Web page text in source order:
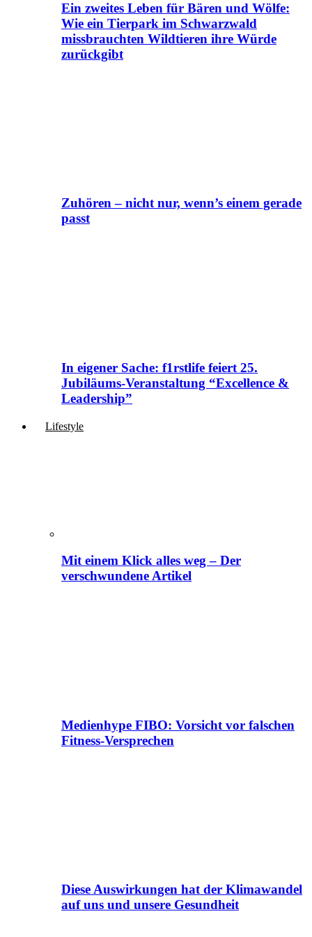
Ein zweites Leben für Bären und Wölfe:
Wie ein Tierpark im Schwarzwald
missbrauchten Wildtieren ihre Würde
zurückgibt
Zuhören – nicht nur, wenn’s einem gerade
passt
In eigener Sache: f1rstlife feiert 25.
Jubiläums-Veranstaltung “Excellence &
Leadership”
Lifestyle
Mit einem Klick alles weg – Der
verschwundene Artikel
Medienhype FIBO: Vorsicht vor falschen
Fitness-Versprechen
Diese Auswirkungen hat der Klimawandel
auf uns und unsere Gesundheit